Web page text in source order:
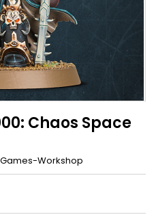
Chaos Space
Games-Workshop